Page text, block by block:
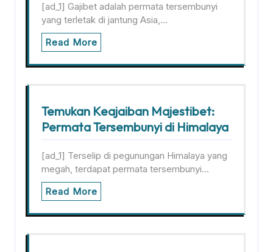
[ad_1] Gajibet adalah permata tersembunyi
yang terletak di jantung Asia,…
Read More
Temukan Keajaiban Majestibet:
Permata Tersembunyi di Himalaya
[ad_1] Terselip di pegunungan Himalaya yang
megah, terdapat permata tersembunyi…
Read More